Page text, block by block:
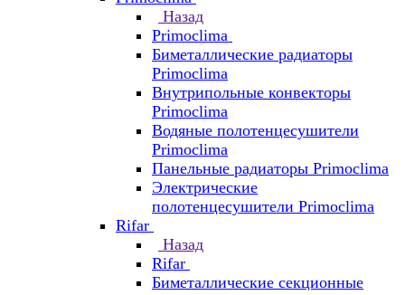
Назад
Primoclima
Биметаллические радиаторы
Primoclima
Внутрипольные конвекторы
Primoclima
Водяные полотенцесушители
Primoclima
Панельные радиаторы Primoclima
Электрические
полотенцесушители Primoclima
Rifar
Назад
Rifar
Биметаллические секционные